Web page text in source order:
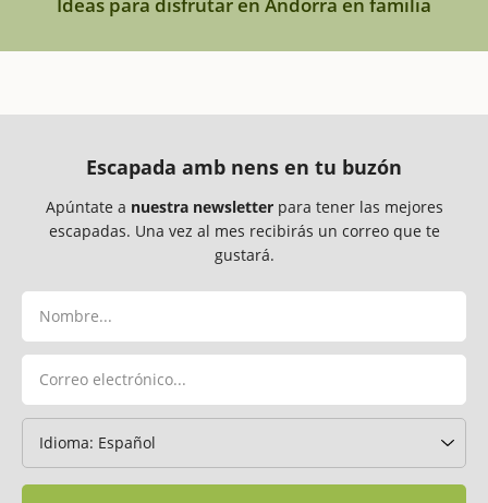
Escapada amb nens en tu buzón
Apúntate a nuestra newsletterpara tener las mejores
escapadas. Una vez al mes recibirás un correo que te
gustará.